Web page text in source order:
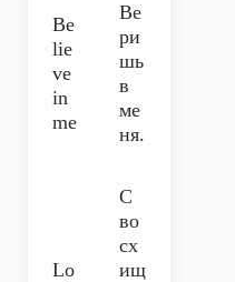
Be
lie
ve
in
me
Ве
ри
шь
в
ме
ня.
Lo
С
во
сх
ищ